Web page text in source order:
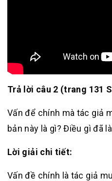
Trả lời câu 2 (trang 131
Vấn để chính mà tác giả
bản này là gì? Điều gì đã
Lời giải chi tiết:
Vấn đề chính là tác giả